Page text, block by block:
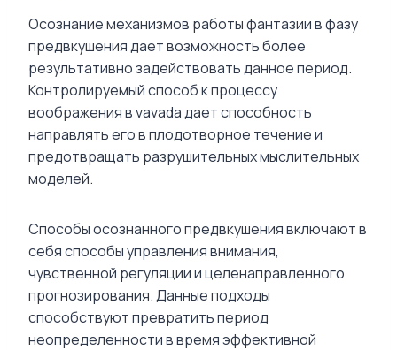
Осознание механизмов работы фантазии в фазу
предвкушения дает возможность более
результативно задействовать данное период.
Контролируемый способ к процессу
воображения в vavada дает способность
направлять его в плодотворное течение и
предотвращать разрушительных мыслительных
моделей.
Способы осознанного предвкушения включают в
себя способы управления внимания,
чувственной регуляции и целенаправленного
прогнозирования. Данные подходы
способствуют превратить период
неопределенности в время эффективной